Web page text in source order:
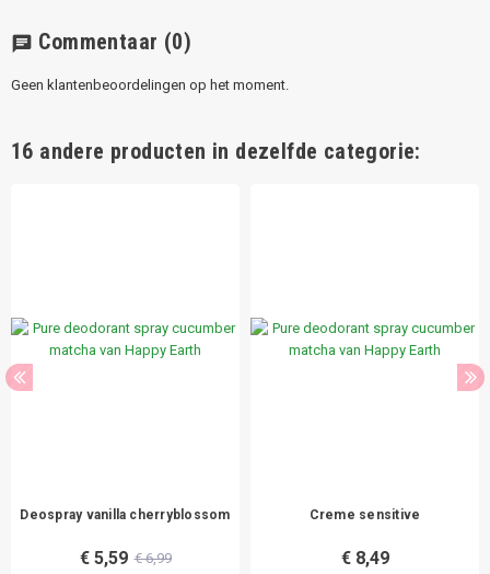
chat Commentaar (0)
Geen klantenbeoordelingen op het moment.
16 andere producten in dezelfde categorie:
Deospray vanilla cherryblossom
€ 5,59 € 6,99
Creme sensitive
€ 8,49